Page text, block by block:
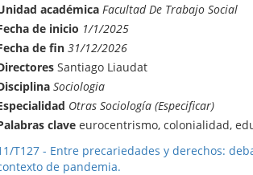
académica Facultad De Trabajo Social
de inicio 1/1/2025
de fin 31/12/2026
Santiago Liaudat
Sociologia
Otras Sociología (Especificar)
clave eurocentrismo, colonialidad,
T127 - Entre precariedades y derechos:
de pandemia.